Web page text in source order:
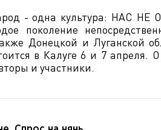
- одна культура: НАС НЕ
поколение
Донецкой и Луганской
в Калуге 6 и 7
и участники.